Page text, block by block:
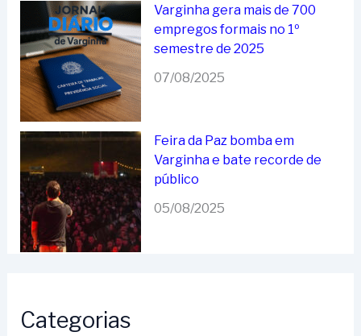
Varginha gera mais de 700
empregos formais no 1º
semestre de 2025
07/08/2025
Feira da Paz bomba em
Varginha e bate recorde de
público
05/08/2025
Categorias